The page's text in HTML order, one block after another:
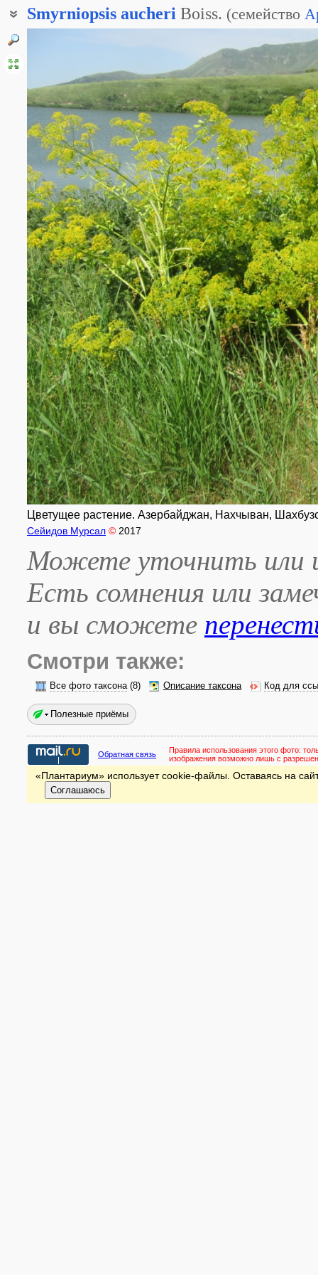
Smyrniopsis aucheri Boiss. (семейство
Цветущее растение. Азербайджан, Нахчыван,
Сейидов Мурсал © 2017
Можете уточнить или
Есть сомнения или
и вы сможете
Смотри также:
Все фото таксона(8) Описание таксона Код для
Полезные приёмы
Обратная связь Правила использования этого фото:
изображения возможно лишь с
«Плантариум» использует cookie-файлы. Оставаясь на
Соглашаюсь